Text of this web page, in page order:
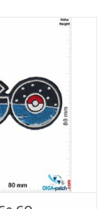
- Pokémon Go
WINKELWAGEN